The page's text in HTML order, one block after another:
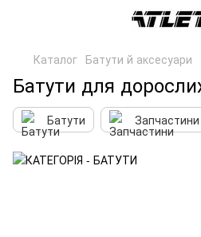
Каталог Батути й аксесуари
Батути для
Батути Запчастини